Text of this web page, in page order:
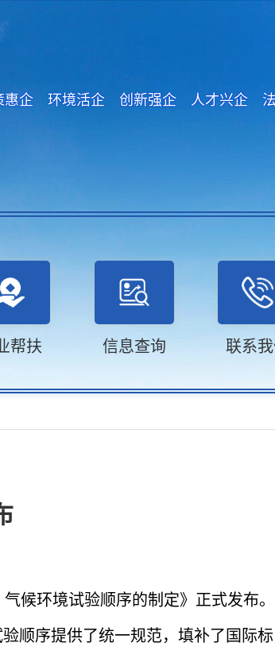
惠企 环境活企 创新强企 人才兴企 法
帮扶 信息查询 联系
候环境试验顺序的制定》正式发布。
顺序提供了统一规范，填补了国际标